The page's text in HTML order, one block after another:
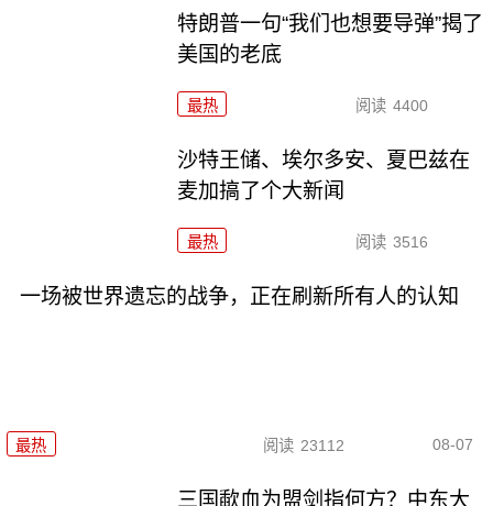
特朗普一句“我们也想要导弹”揭了
美国的老底
最热 阅读 4400
沙特王储、埃尔多安、夏巴兹在
麦加搞了个大新闻
最热 阅读 3516
一场被世界遗忘的战争，正在刷新所有人的认知
最热 阅读 23112 08-07
三国歃血为盟剑指何方？中东大